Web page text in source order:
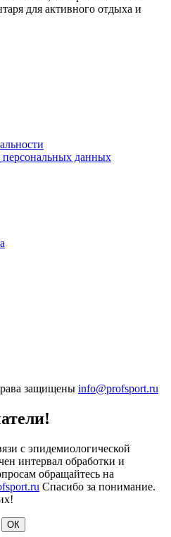
для активного отдыха и
персональных данных
защищены info@profsport.ru
с эпидемиологической
интервал обработки и
обращайтесь на
Спасибо за понимание.
ОК